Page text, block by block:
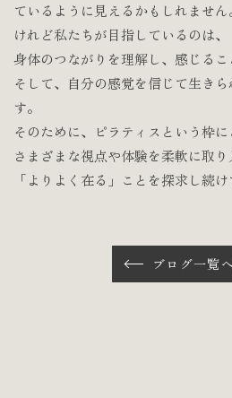
ているように見えるかもしれません
けれど私たちが目指しているのは、
身体のつながりを理解し、感じるこ
そして、自分の感覚を信じて生き
す。
そのために、ピラティスという枠に
さまざまな視点や体験を柔軟に取り
「よりよく在る」ことを探求し続け
ブログ一覧